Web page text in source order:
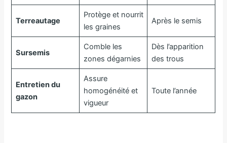
Terreautage
Protège et nourrit
les graines
Après le semis
Sursemis
Comble les
zones dégarnies
Dès l’apparition
des trous
Entretien du
gazon
Assure
homogénéité et
vigueur
Toute l’année